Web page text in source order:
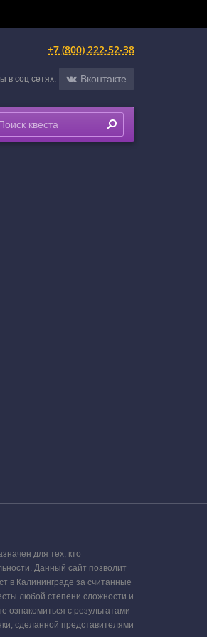
+7 (800) 222-52-38
в соц сетях: Вконтакте
для тех, кто
Данный сайт позволит
в Калининграде за считанные
любой степени сложности и
ознакомиться с результатами
сделанной представителями